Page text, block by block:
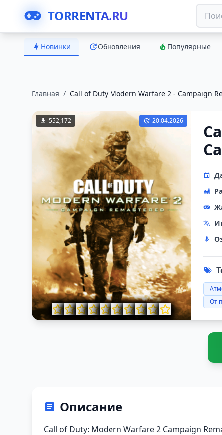
TORRENTA.RU
Новинки Обновления Популярные
Главная / Call of Duty Modern Warfare 2 - Campaign
552,172 20.04.2026
От
Описание
Call of Duty: Modern Warfare 2 Campaign